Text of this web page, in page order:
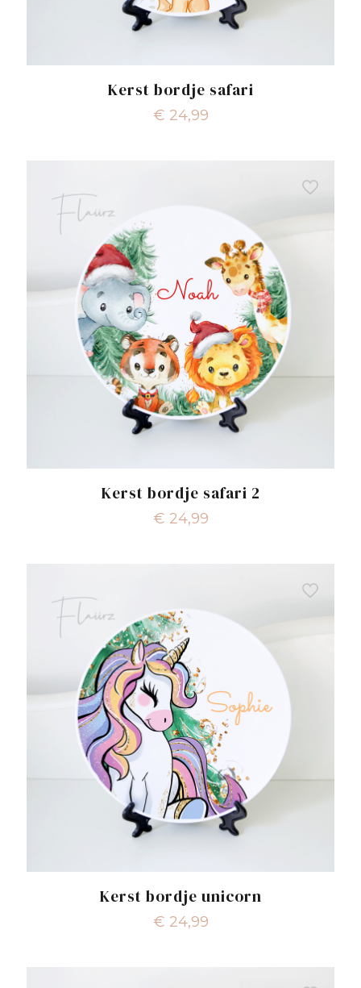
Kerst bordje safari
€ 24,99
Kerst bordje safari 2
€ 24,99
Kerst bordje unicorn
€ 24,99